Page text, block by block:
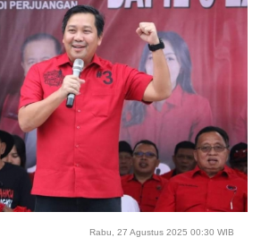
Rabu, 27 Agustus 2025 00:30 WIB